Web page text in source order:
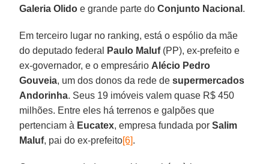
Galeria Olido e grande parte doConjunto Nacional .
Em terceiro lugar no ranking, está o espólio da mãe
do deputado federal
Paulo Maluf(PP), ex-prefeito e
ex-governador, e o empresário Alécio Pedro
Gouveia, um dos donos da rede desupermercados
Andorinha. Seus 19 imóveis valem quase R$ 450
milhões. Entre eles há terrenos e galpões que
pertenciam à Eucatex, empresa fundada porSalim
Maluf, pai do ex-prefeito[6].